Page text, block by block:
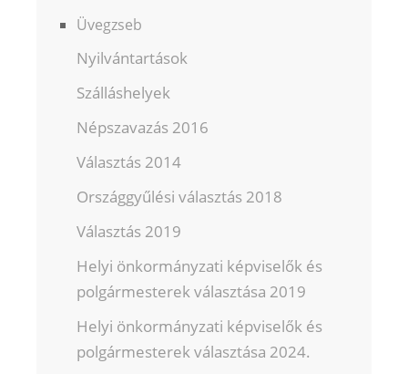
Üvegzseb
Nyilvántartások
Szálláshelyek
Népszavazás 2016
Választás 2014
Országgyűlési választás 2018
Választás 2019
Helyi önkormányzati képviselők és
polgármesterek választása 2019
Helyi önkormányzati képviselők és
polgármesterek választása 2024.